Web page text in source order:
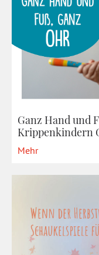
Ganz Hand und
Krippenkindern
Mehr